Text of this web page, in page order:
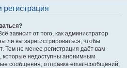
зависит от того, как администратор
ли вы зарегистрироваться, чтобы
Тем не менее регистрация даёт вам
которые недоступны анонимным
сообщения, отправка email-сообщений,